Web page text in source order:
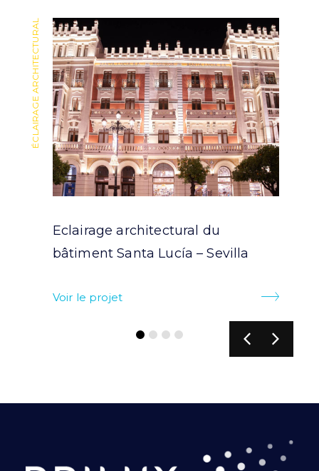
ÉCLAIRAGE ARCHITECTURAL
Eclairage architectural du
bâtiment Santa Lucía – Sevilla
Voir le projet